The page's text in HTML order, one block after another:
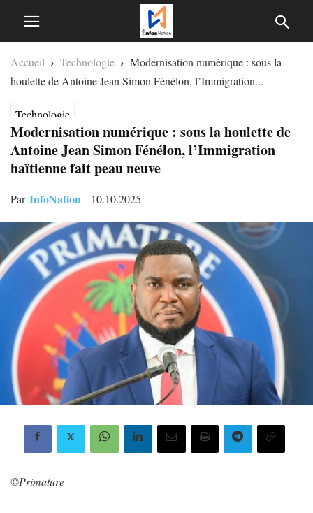
Accueil Technologie
Modernisation numérique : sous la
houlette de Antoine Jean Simon Fénélon, l’Immigration...
Technologie
Modernisation numérique : sous la houlette de
Antoine Jean Simon Fénélon, l’Immigration
haïtienne fait peau neuve
Par InfoNation- 10.10.2025
©️Primature